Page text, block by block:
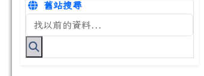
舊站搜尋
搜尋台南市永康國小全球資訊網關鍵字